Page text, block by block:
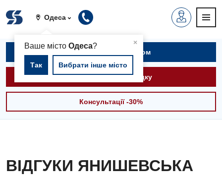
Одеса
×
Ваше містоОдеса?
Так Вибрати інше місто
Записатися на прийом
Викликати швидку
Консультації -30%
ВІДГУКИ ЯНИШЕВСЬКА